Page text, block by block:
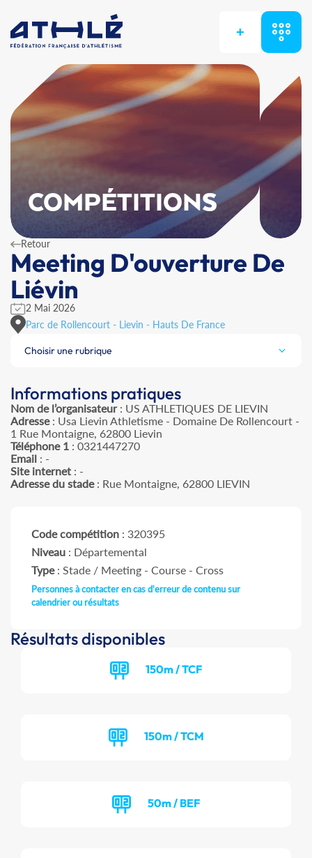
+
COMPÉTITIONS
Retour
Meeting D'ouverture De
Liévin
2 Mai 2026
Parc de Rollencourt - Lievin - Hauts De France
Choisir une rubrique
Informations pratiques
Nom de l’organisateur: US ATHLETIQUES DE LIEVIN
Adresse: Usa Lievin Athletisme - Domaine De Rollencourt -
1 Rue Montaigne, 62800 Lievin
Téléphone 1 : 0321447270
Email : -
Site internet : -
Adresse du stade: Rue Montaigne, 62800 LIEVIN
Code compétition : 320395
Niveau : Départemental
Type: Stade / Meeting - Course - Cross
Personnes à contacter en cas d'erreur de contenu sur
calendrier ou résultats
Résultats disponibles
150m / TCF
150m / TCM
50m / BEF